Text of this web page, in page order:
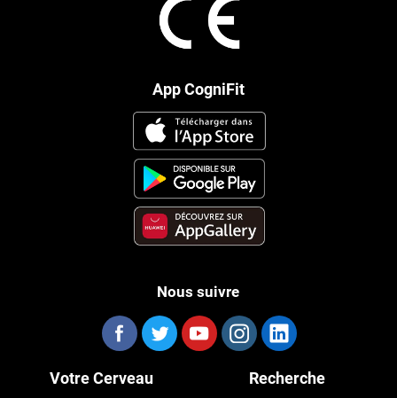
App CogniFit
Nous suivre
Votre Cerveau Recherche